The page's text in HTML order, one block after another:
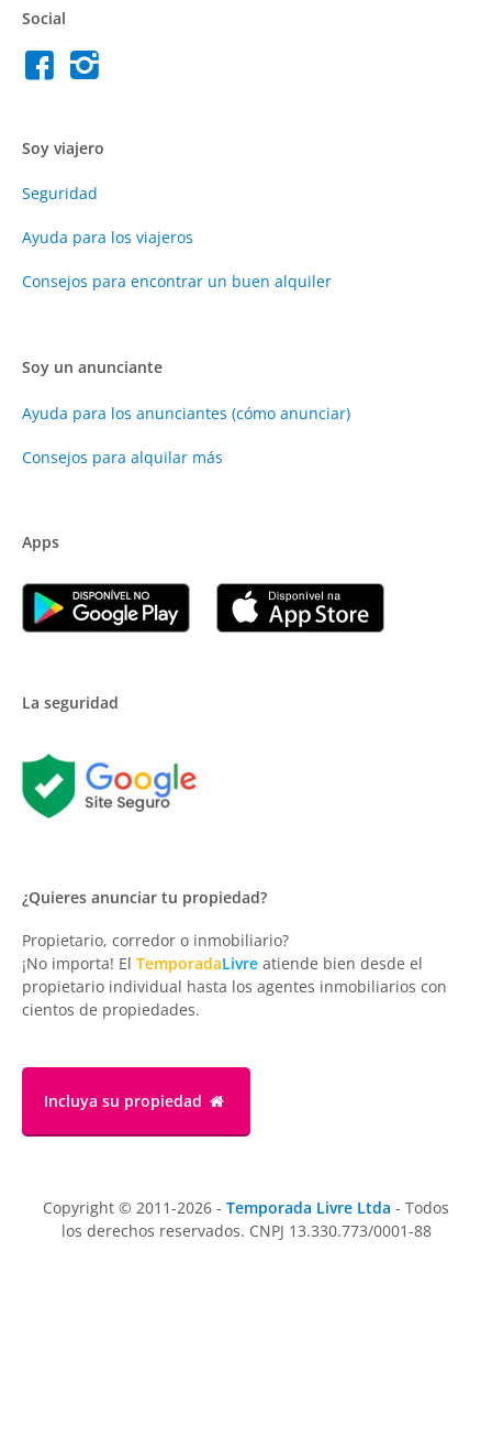
Social
Soy viajero
Seguridad
Ayuda para los viajeros
Consejos para encontrar un buen alquiler
Soy un anunciante
Ayuda para los anunciantes (cómo anunciar)
Consejos para alquilar más
Apps
La seguridad
¿Quieres anunciar tu propiedad?
Propietario, corredor o inmobiliario?
¡No importa! El TemporadaLivre atiende bien desde el
propietario individual hasta los agentes inmobiliarios con
cientos de propiedades.
Incluya su propiedad
Copyright © 2011-2026 - Temporada Livre Ltda - Todos
los derechos reservados. CNPJ 13.330.773/0001-88